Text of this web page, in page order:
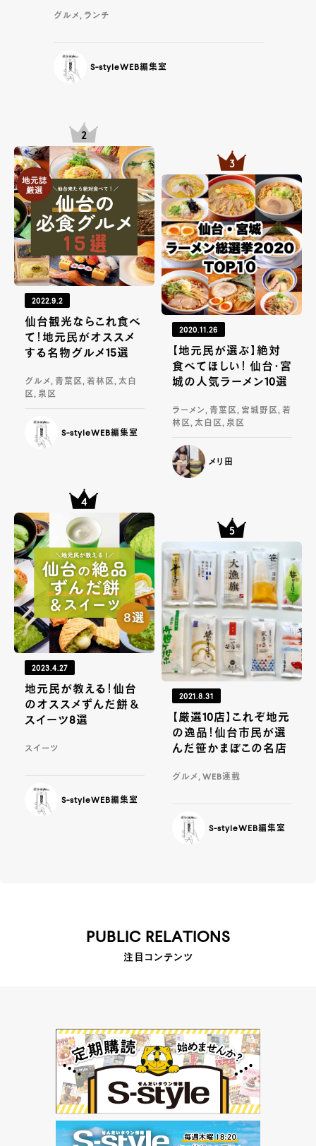
グルメ, ランチ
S-styleWEB編集室
2022.9.2
仙台観光ならこれ食べ
て！地元民がオススメ
する名物グルメ15選
グルメ, 青葉区, 若林区, 太白
区, 泉区
S-styleWEB編集室
2020.11.26
【地元民が選ぶ】絶対
食べてほしい！ 仙台・宮
城の人気ラーメン10選
ラーメン, 青葉区, 宮城野区, 若
林区, 太白区, 泉区
メリ田
2023.4.27
地元民が教える！仙台
のオススメずんだ餅＆
スイーツ8選
スイーツ
S-styleWEB編集室
2021.8.31
【厳選10店】これぞ地元
の逸品！仙台市民が選
んだ笹かまぼこの名店
グルメ, WEB連載
S-styleWEB編集室
PUBLIC RELATIONS
注目コンテンツ